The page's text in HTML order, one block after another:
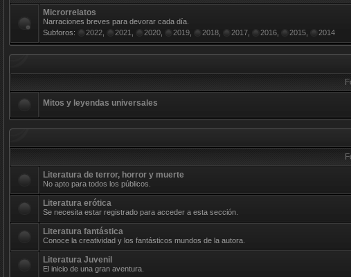
Microrrelatos
Narraciones breves para devorar cada día.
Subforos:
2022 2021 2020 2019 2018 2017 2016 2015 2014
Mitos y leyendas universales
Literatura de terror, horror y muerte
No apto para todos los públicos.
Literatura erótica
Se necesita estar registrado para acceder a esta sección.
Literatura fantástica
Conoce la creatividad y los fantásticos mundos de la autora.
Literatura Juvenil
El inicio de una gran aventura.